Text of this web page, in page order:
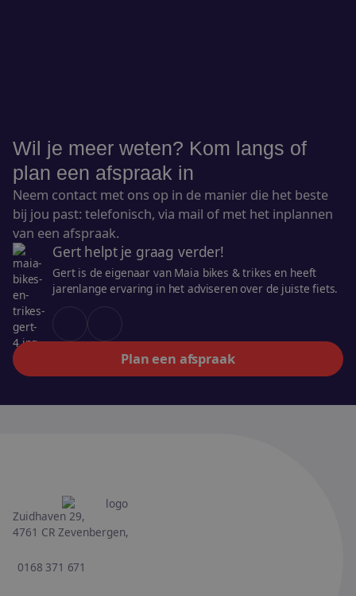
Wil je meer weten? Kom langs of
plan een afspraak in
Neem contact met ons op in de manier die het beste
bij jou past: telefonisch, via mail of met het inplannen
van een afspraak.
Gert helpt je graag verder!
Gert is de eigenaar van Maia bikes & trikes en heeft
jarenlange ervaring in het adviseren over de juiste fiets.
Plan een afspraak
Zuidhaven 29,
4761 CR Zevenbergen,
0168 371 671